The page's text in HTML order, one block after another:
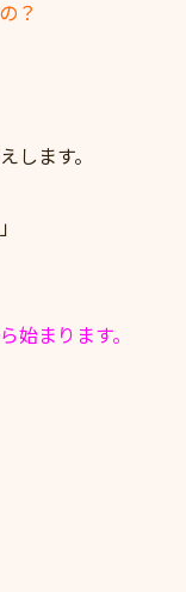
？
します。
始まります。